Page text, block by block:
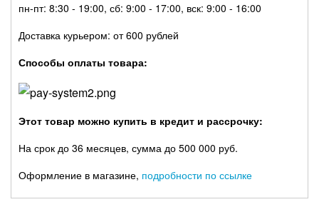
пн-пт: 8:30 - 19:00, сб: 9:00 - 17:00, вск: 9:00 - 16:00
Доставка курьером: от 600 рублей
Способы оплаты товара:
Этот товар можно купить в кредит и рассрочку:
На срок до 36 месяцев, сумма до 500 000 руб.
Оформление в магазине, подробности по ссылке